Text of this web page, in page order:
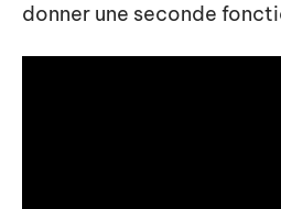
donner une seconde